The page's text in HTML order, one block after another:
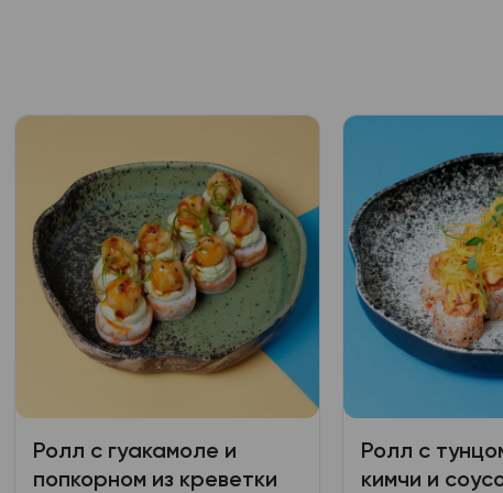
Ролл с гуакамоле и
попкорном из креветки
Ролл с
кимчи и